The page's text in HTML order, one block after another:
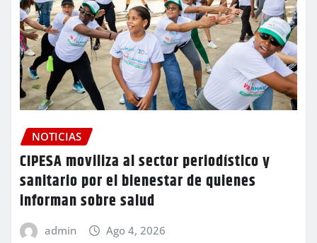
NOTICIAS
CIPESA moviliza al sector periodístico y
sanitario por el bienestar de quienes
informan sobre salud
admin Ago 4, 2026